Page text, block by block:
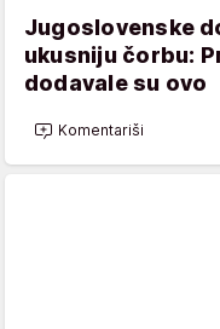
Jugoslovenske
ukusniju čorbu:
dodavale su ovo
Komentariši